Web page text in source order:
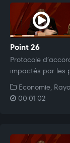
Point 26
Protocole
impactés par les
Economie,
00:01:02